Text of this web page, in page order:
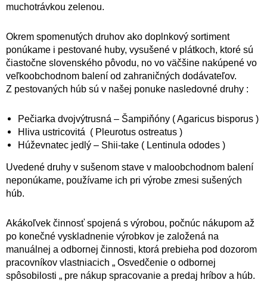
muchotrávkou zelenou.
Okrem spomenutých druhov ako doplnkový sortiment
ponúkame i pestované huby, vysušené v plátkoch, ktoré sú
čiastočne slovenského pôvodu, no vo väčšine nakúpené vo
veľkoobchodnom balení od zahraničných dodávateľov.
Z pestovaných húb sú v našej ponuke nasledovné druhy :
Pečiarka dvojvýtrusná – Šampiňóny ( Agaricus bisporus )
Hliva ustricovitá ( Pleurotus ostreatus )
Húževnatec jedlý – Shii-take ( Lentinula ododes )
Uvedené druhy v sušenom stave v maloobchodnom balení
neponúkame, používame ich pri výrobe zmesi sušených
húb.
Akákoľvek činnosť spojená s výrobou, počnúc nákupom až
po konečné vyskladnenie výrobkov je založená na
manuálnej a odbornej činnosti, ktorá prebieha pod dozorom
pracovníkov vlastniacich „ Osvedčenie o odbornej
spôsobilosti „ pre nákup spracovanie a predaj hríbov a húb.